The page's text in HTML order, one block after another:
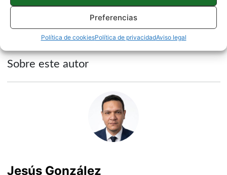
Preferencias
Política de cookiesPolítica de privacidadAviso legal
Sobre este autor
Jesús González